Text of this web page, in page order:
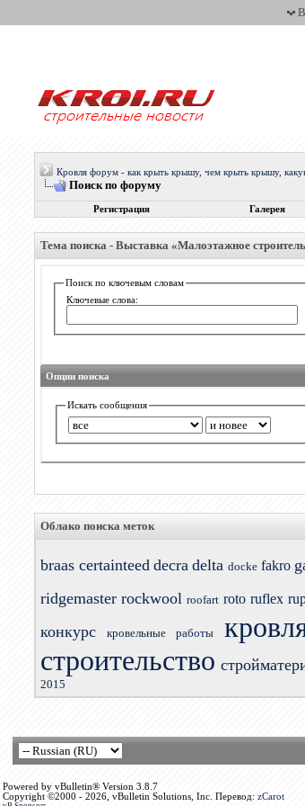
Кровля форум - как крыть крышу, чем крыть крышу,
Поиск по форуму
Регистрация Галерея
Тема поиска -Выставка «Малоэтажное
Поиск по ключевым словам
Ключевые слова:
Опции поиска
Искать сообщения
Облако поиска меток
braas certainteed decra delta docke fakro
ridgemaster rockwool roofart roto ruflex
конкурс кровельные работы
строительство
2015
Powered by vBulletin® Version 3.8.7
Copyright ©2000 - 2026, vBulletin Solutions, Inc. Перевод: zCarot